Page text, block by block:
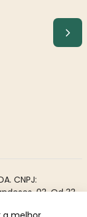
CNPJ:
03, Qd 33,